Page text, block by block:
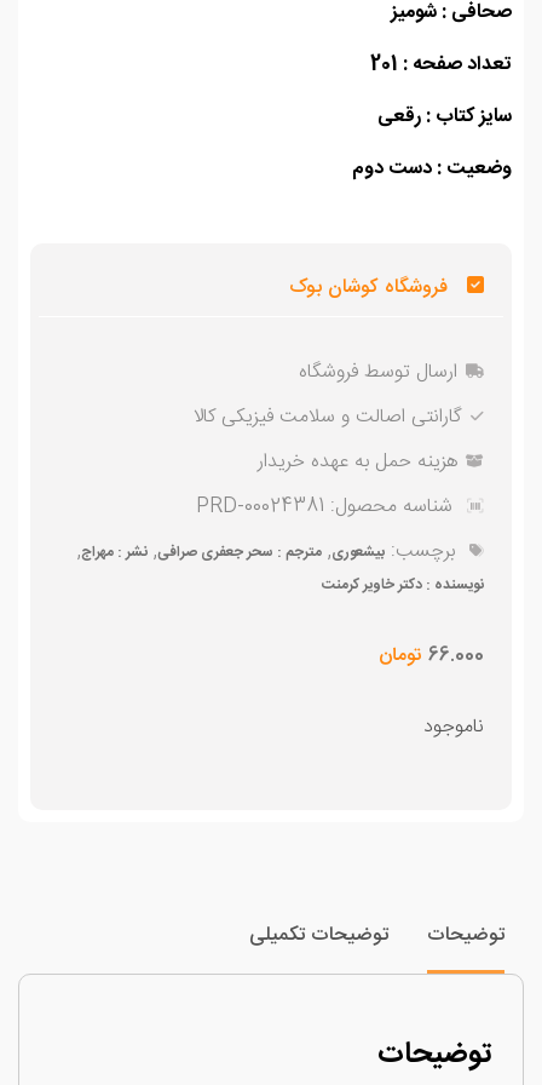
: شومیز
صفحه : 201
کتاب : رقعی
: دست دوم
فروشگاه کوشان بوک
ارسال توسط فروشگاه
گارانتی اصالت و سلامت فیزیکی کالا
هزینه حمل به عهده خریدار
شناسه محصول:PRD-00024381
برچسب:بیشعوری,مترجم : سحر جعفری صرافی,نشر : مهراج,
نویسنده : دکتر خاویر کرمنت
66.000تومان
ناموجود
توضیحات تکمیلی
توضیحات